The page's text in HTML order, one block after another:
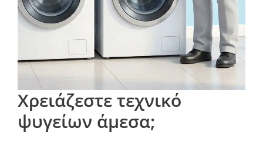
Χρειάζεστε τεχνικό
ψυγείων άμεσα;